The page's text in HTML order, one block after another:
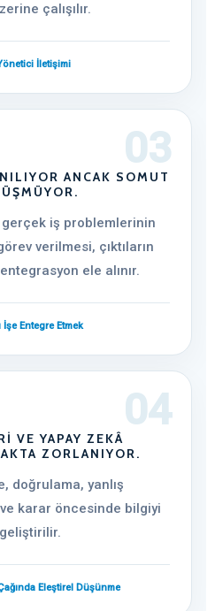
çalışılır.
İletişimi
03
ANCAK SOMUT
iş problemlerinin
verilmesi, çıktıların
ele alınır.
Entegre Etmek
04
VE YAPAY ZEKÂ
ZORLANIYOR.
doğrulama, yanlış
karar öncesinde bilgiyi
Eleştirel Düşünme